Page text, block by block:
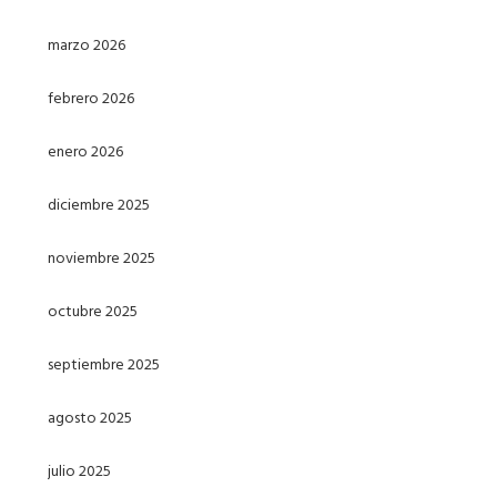
marzo 2026
febrero 2026
enero 2026
diciembre 2025
noviembre 2025
octubre 2025
septiembre 2025
agosto 2025
julio 2025